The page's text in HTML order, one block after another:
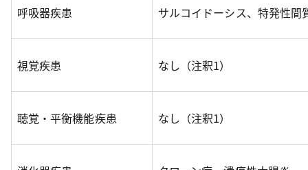
呼吸器疾患 サルコイドーシス、特発性
視覚疾患 なし（注釈1）
聴覚・平衡機能疾患 なし（注釈1）